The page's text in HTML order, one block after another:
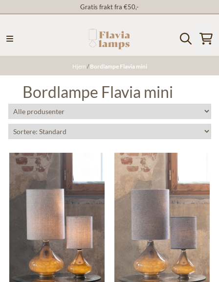
Gratis frakt fra €50,-
Hjem /Bordlampe Flavia mini
Bordlampe Flavia mini